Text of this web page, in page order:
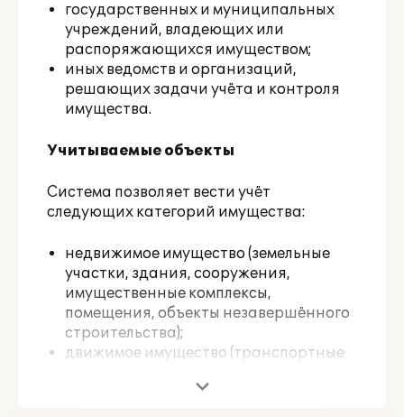
государственных и муниципальных
учреждений, владеющих или
распоряжающихся имуществом;
иных ведомств и организаций,
решающих задачи учёта и контроля
имущества.
Учитываемые объекты
Система позволяет вести учёт
следующих категорий имущества:
недвижимое имущество (земельные
участки, здания, сооружения,
имущественные комплексы,
помещения, объекты незавершённого
строительства);
движимое имущество (транспортные
инвентарь, акции и доли в уставных